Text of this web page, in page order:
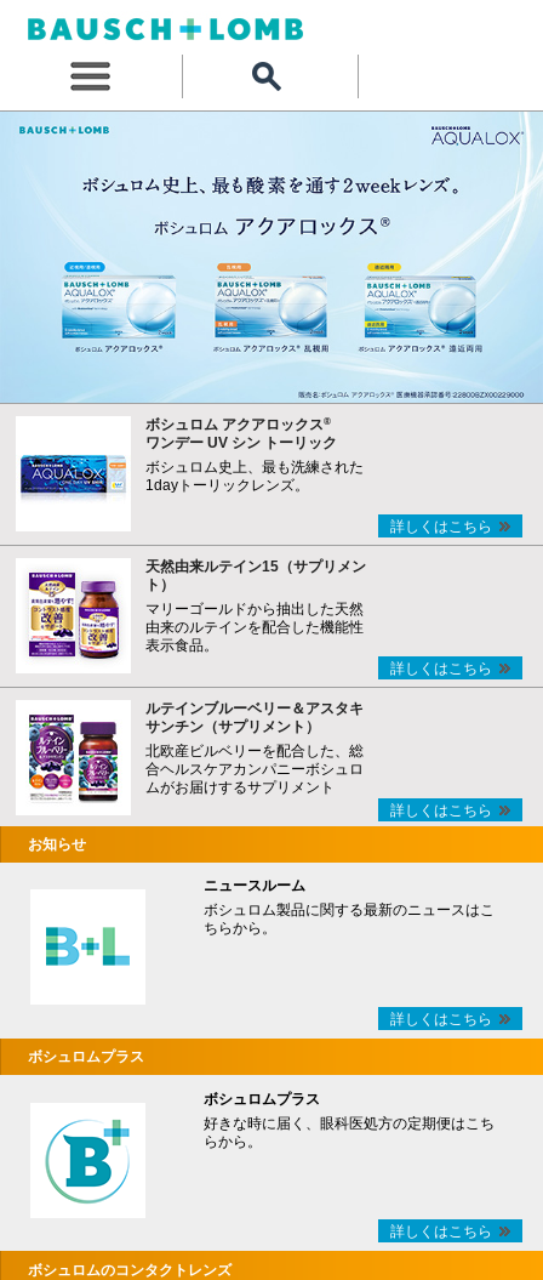
ボシュロム アクアロックス®
ワンデー UV シン トーリック
ボシュロム史上、最も洗練された
1dayトーリックレンズ。
詳しくはこちら
天然由来ルテイン15（サプリメン
ト）
マリーゴールドから抽出した天然
由来のルテインを配合した機能性
表示食品。
詳しくはこちら
ルテインブルーベリー＆アスタキ
サンチン（サプリメント）
北欧産ビルベリーを配合した、総
合ヘルスケアカンパニーボシュロ
ムがお届けするサプリメント
詳しくはこちら
お知らせ
ニュースルーム
ボシュロム製品に関する最新のニュースはこ
ちらから。
詳しくはこちら
ボシュロムプラス
ボシュロムプラス
好きな時に届く、眼科医処方の定期便はこち
らから。
詳しくはこちら
ボシュロムのコンタクトレンズ